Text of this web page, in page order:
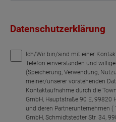
Datenschutzerklärung
Ich/Wir bin/sind mit einer
Telefon einverstanden und
(Speicherung, Verwendung,
meiner/unserer vorstehenden
Kontaktaufnahme durch die
GmbH, Hauptstraße 90 E, 99820
und deren Partnerunternehmen
GmbH, Schmidtstedter Str. 34,